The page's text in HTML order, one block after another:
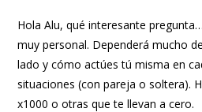
Hola Alu, qué interesante
muy personal. Dependerá mucho
lado y cómo actúes tú misma en
situaciones (con pareja o soltera).
x1000 o otras que te llevan a cero.